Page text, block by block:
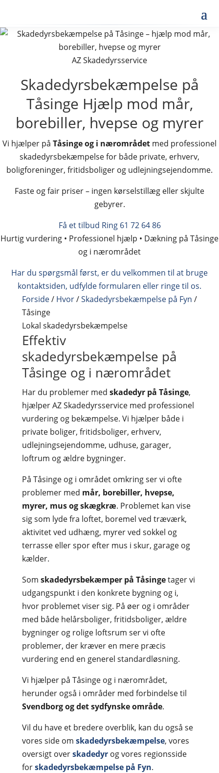
AZ Skadedyrsservice
Skadedyrsbekæmpelse på
Tåsinge Hjælp mod mår,
borebiller, hvepse og myrer
Vi hjælper på Tåsinge og i nærområdet med professionel
skadedyrsbekæmpelse for både private, erhverv,
boligforeninger, fritidsboliger og udlejningsejendomme.
Faste og fair priser – ingen kørselstillæg eller skjulte
gebyrer.
Få et tilbud Ring 61 72 64 86
Hurtig vurdering • Professionel hjælp • Dækning på Tåsinge
og i nærområdet
Har du spørgsmål først, er du velkommen til at bruge
kontaktsiden, udfylde formularen eller ringe til os.
Forside/ Hvor/Skadedyrsbekæmpelse på Fyn /
Tåsinge
Lokal skadedyrsbekæmpelse
Effektiv
skadedyrsbekæmpelse på
Tåsinge og i nærområdet
Har du problemer med skadedyr på Tåsinge,
hjælper AZ Skadedyrsservice med professionel
vurdering og bekæmpelse. Vi hjælper både i
private boliger, fritidsboliger, erhverv,
udlejningsejendomme, udhuse, garager,
loftrum og ældre bygninger.
På Tåsinge og i området omkring ser vi ofte
problemer med mår, borebiller, hvepse,
myrer, mus og skægkræ. Problemet kan vise
sig som lyde fra loftet, boremel ved træværk,
aktivitet ved udhæng, myrer ved sokkel og
terrasse eller spor efter mus i skur, garage og
kælder.
Som skadedyrsbekæmper på Tåsingetager vi
udgangspunkt i den konkrete bygning og i,
hvor problemet viser sig. På øer og i områder
med både helårsboliger, fritidsboliger, ældre
bygninger og rolige loftsrum ser vi ofte
problemer, der kræver en mere præcis
vurdering end en generel standardløsning.
Vi hjælper på Tåsinge og i nærområdet,
herunder også i områder med forbindelse til
Svendborg og det sydfynske område.
Vil du have et bredere overblik, kan du også se
vores side om skadedyrsbekæmpelse, vores
oversigt overskadedyrog vores regionsside
forskadedyrsbekæmpelse på Fyn.